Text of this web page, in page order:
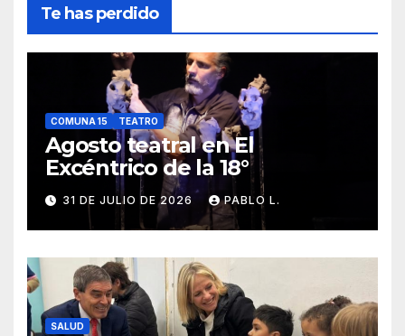
Te has perdido
COMUNA 15 TEATRO
Agosto teatral en El
Excéntrico de la 18°
31 DE JULIO DE 2026 PABLO L.
SALUD